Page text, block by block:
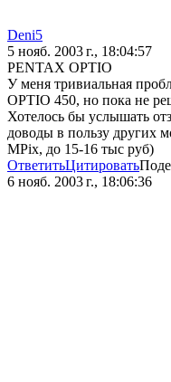
Deni5
5 нояб. 2003 г., 18:04:57
PENTAX OPTIO
У меня тривиальная
OPTIO 450, но пока не
Хотелось бы услышать
доводы в пользу других
MPix, до 15-16 тыс руб)
ОтветитьЦитировать
6 нояб. 2003 г., 18:06:36